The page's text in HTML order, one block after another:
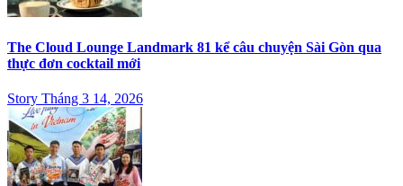
The Cloud Lounge Landmark 81 kể câu chuyện Sài Gòn qua
thực đơn cocktail mới
Story Tháng 3 14, 2026